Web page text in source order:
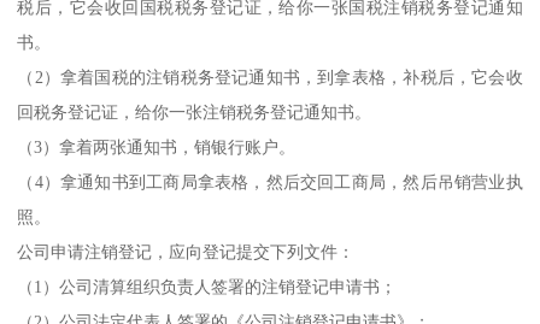
税后，它会收回国税税务登记证，给你一张国税注销税务登记通知
书。
（2）拿着国税的注销税务登记通知书，到拿表格，补税后，它会收
回税务登记证，给你一张注销税务登记通知书。
（3）拿着两张通知书，销银行账户。
（4）拿通知书到工商局拿表格，然后交回工商局，然后吊销营业执
照。
公司申请注销登记，应向登记提交下列文件：
（1）公司清算组织负责人签署的注销登记申请书；